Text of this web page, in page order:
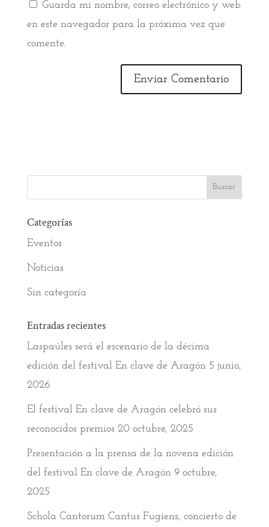
Guarda mi nombre, correo electrónico y web
en este navegador para la próxima vez que
comente.
Categorías
Eventos
Noticias
Sin categoría
Entradas recientes
Laspaúles será el escenario de la décima
edición del festival En clave de Aragón 5 junio,
2026
El festival En clave de Aragón celebró sus
reconocidos premios 20 octubre, 2025
Presentación a la prensa de la novena edición
del festival En clave de Aragón 9 octubre,
2025
Schola Cantorum Cantus Fugiens, concierto de